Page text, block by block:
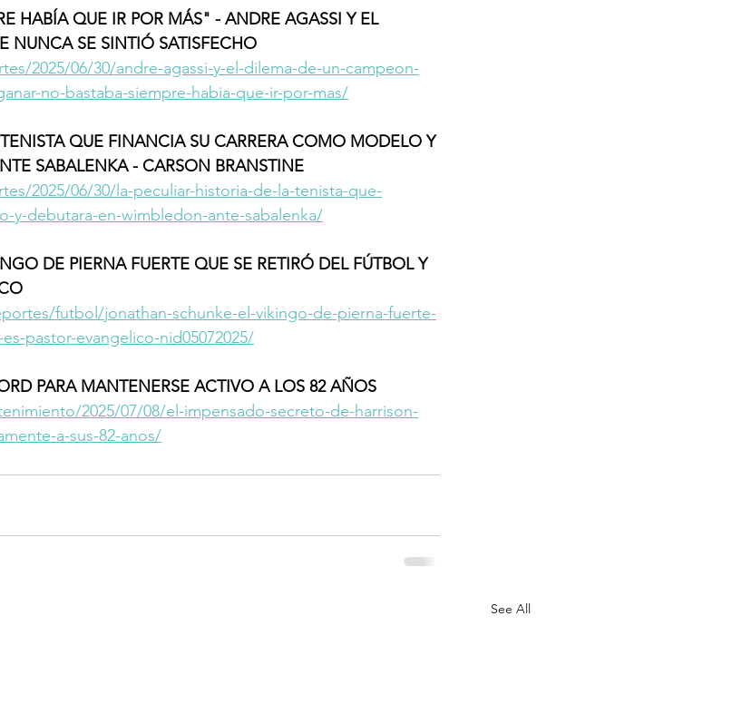
HABÍA QUE IR POR MÁS" - ANDRE AGASSI Y EL
NUNCA SE SINTIÓ SATISFECHO
2025/06/30/andre-agassi-y-el-dilema-de-un-campeon-
no-bastaba-siempre-habia-que-ir-por-mas/
QUE FINANCIA SU CARRERA COMO MODELO Y
SABALENKA - CARSON BRANSTINE
2025/06/30/la-peculiar-historia-de-la-tenista-que-
y-debutara-en-wimbledon-ante-sabalenka/
DE PIERNA FUERTE QUE SE RETIRÓ DEL FÚTBOL Y
futbol/jonathan-schunke-el-vikingo-de-pierna-fuerte-
pastor-evangelico-nid05072025/
PARA MANTENERSE ACTIVO A LOS 82 AÑOS
2025/07/08/el-impensado-secreto-de-harrison-
a-sus-82-anos/
See All